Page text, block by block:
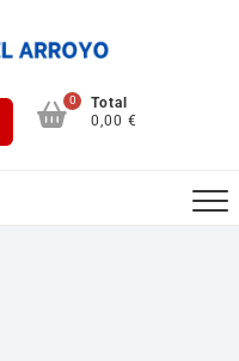
0
Total
0,00 €